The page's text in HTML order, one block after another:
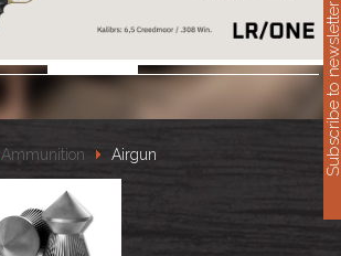
Ammunition Airgun Subscribe